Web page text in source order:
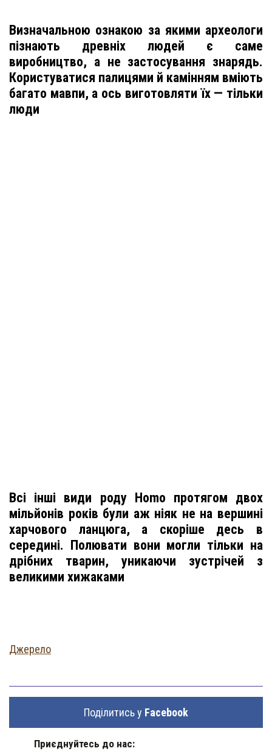
Визначальною ознакою за якими археологи
пізнають древніх людей є саме
виробництво, а не застосування знарядь.
Користуватися палицями й камінням вміють
багато мавпи, а ось виготовляти їх — тільки
люди
Всі інші види роду Homo протягом двох
мільйонів років були аж ніяк не на вершині
харчового ланцюга, а скоріше десь в
середині. Полювати вони могли тільки на
дрібних тварин, уникаючи зустрічей з
великими хижаками
Джерело
Поділитись у Facebook
Приєднуйтесь до нас: